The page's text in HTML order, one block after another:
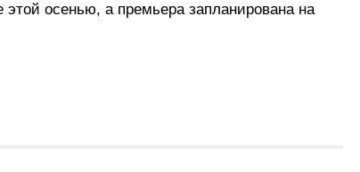
осенью, а премьера запланирована на